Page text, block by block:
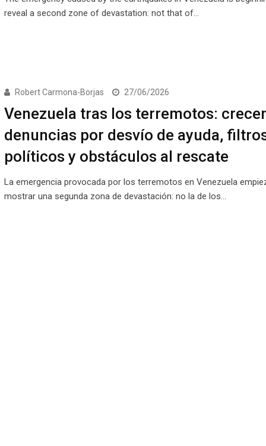
reveal a second zone of devastation: not that of…
Robert Carmona-Borjas 27/06/2026
Venezuela tras los terremotos:
denuncias por desvío de ayuda,
políticos y obstáculos al rescate
La emergencia provocada por los terremotos en Venezuela
mostrar una segunda zona de devastación: no la de los…